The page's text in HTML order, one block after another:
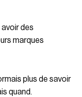
des
marques
plus de savoir
quand.